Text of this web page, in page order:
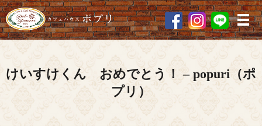
メ
けいすけくん おめでとう！ – popuri（ポ
プリ）